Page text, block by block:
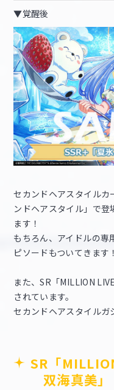
▼覚醒後
セカンドヘアスタイルカ
ンドヘアスタイル」で登
ます！
もちろん、アイドルの専
ピソードもついてきます！
また、SR「MILLION
されています。
セカンドヘアスタイルガ
SR「
双海真美」